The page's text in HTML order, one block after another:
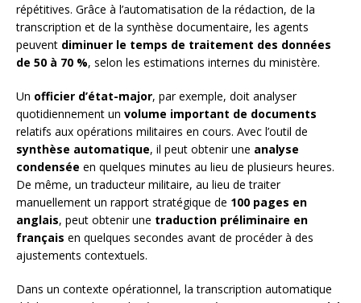
répétitives. Grâce à l’automatisation de la rédaction, de la
transcription et de la synthèse documentaire, les agents
peuvent diminuer le temps de traitement des données
de 50 à 70 %, selon les estimations internes du ministère.
Un officier d’état-major, par exemple, doit analyser
quotidiennement un volume important de documents
relatifs aux opérations militaires en cours. Avec l’outil de
synthèse automatique, il peut obtenir une analyse
condensée en quelques minutes au lieu de plusieurs heures.
De même, un traducteur militaire, au lieu de traiter
manuellement un rapport stratégique de 100 pages en
anglais, peut obtenir une traduction préliminaire en
français en quelques secondes avant de procéder à des
ajustements contextuels.
Dans un contexte opérationnel, la transcription automatique